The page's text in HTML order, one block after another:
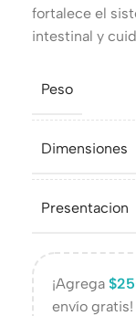
fortalece el
intestinal y
Peso
Dimensiones
Presentacion
¡Agrega $
envío gratis!